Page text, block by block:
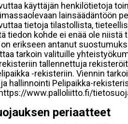
käyttäjän henkilötietoja
lainsäädäntöön
tietoja tilastollista,
tiedon kohde ei enää ole niistä
erikseen antanut
tarkoin valituille
tallennettuja
-rekisteriin. Viennin
hallinnointi Pelipaikka-
www.palloliitto.fi/
periaatteet